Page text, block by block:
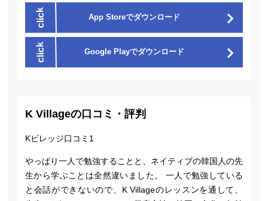
App Storeでダウンロード
Google Playでダウンロード
K Villageの口コミ・評判
Kビレッジ口コミ1
やっぱり一人で勉強することと、ネイティブの韓国人の先
生から学ぶことは全然違いました。 一人で勉強している
と会話ができないので、K Villageのレッスンを通して、